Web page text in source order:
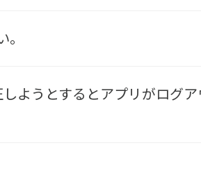
ようとするとアプリがログア